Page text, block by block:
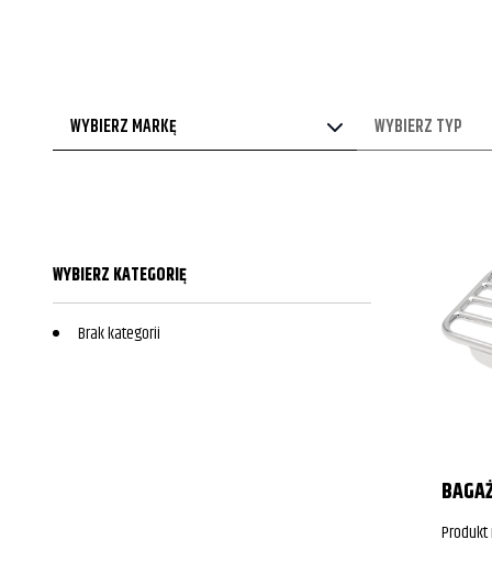
WYBIERZ MARKĘ WYBIERZ TYP
WYBIERZ KATEGORIĘ
Brak kategorii